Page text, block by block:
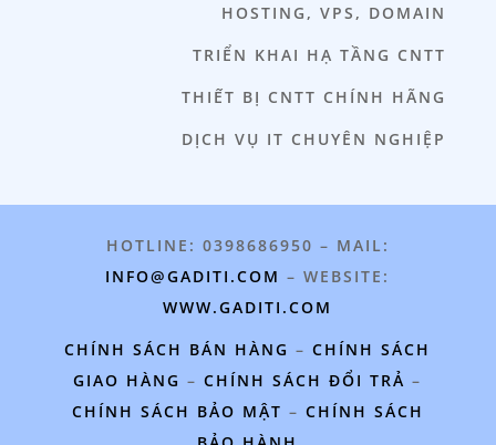
HOSTING, VPS, DOMAIN
TRIỂN KHAI HẠ TẦNG CNTT
THIẾT BỊ CNTT CHÍNH HÃNG
DỊCH VỤ IT CHUYÊN NGHIỆP
HOTLINE: 0398686950 – MAIL:
INFO@GADITI.COM – WEBSITE:
WWW.GADITI.COM
CHÍNH SÁCH BÁN HÀNG –CHÍNH SÁCH
GIAO HÀNG –CHÍNH SÁCH ĐỔI TRẢ –
CHÍNH SÁCH BẢO MẬT – CHÍNH SÁCH